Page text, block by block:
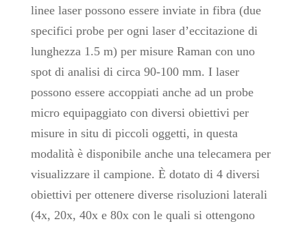
linee laser possono essere inviate in fibra (due
specifici probe per ogni laser d’eccitazione di
lunghezza 1.5 m) per misure Raman con uno
spot di analisi di circa 90-100 mm. I laser
possono essere accoppiati anche ad un probe
micro equipaggiato con diversi obiettivi per
misure in situ di piccoli oggetti, in questa
modalità è disponibile anche una telecamera per
visualizzare il campione. È dotato di 4 diversi
obiettivi per ottenere diverse risoluzioni laterali
(4x, 20x, 40x e 80x con le quali si ottengono